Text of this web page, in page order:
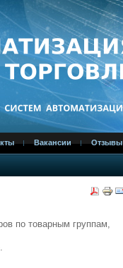
Вакансии Отзывы
по товарным группам,